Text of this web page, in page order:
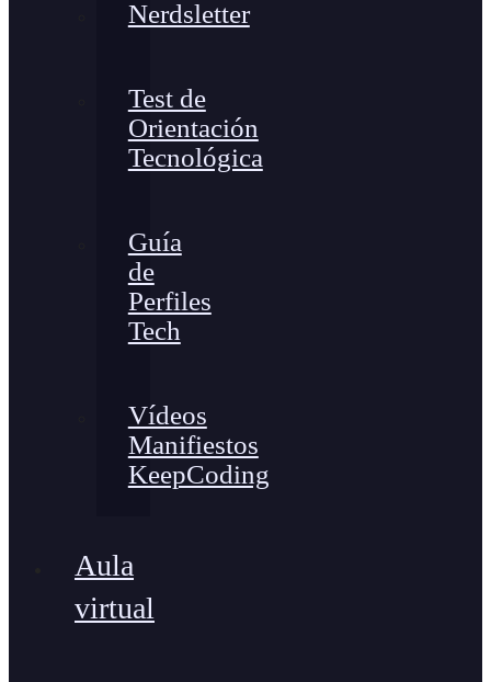
Nerdsletter
Test de
Orientación
Tecnológica
Guía
de
Perfiles
Tech
Vídeos
Manifiestos
KeepCoding
Aula
virtual